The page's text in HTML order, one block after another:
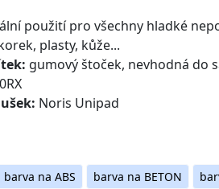
použití pro všechny hladké
plasty, kůže...
gumový štoček, nevhodná do
Noris Unipad
barva na ABS barva na BETON